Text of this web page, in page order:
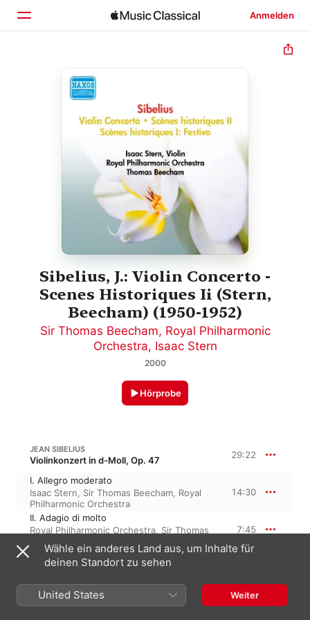
Anmelden
Entdecken
Suchen
Sibelius, J.: Violin Concerto -
Scenes Historiques Ii (Stern,
Beecham) (1950-1952)
Sir Thomas Beecham, Royal Philharmonic
Orchestra, Isaac Stern
2000
Hörprobe
JEAN SIBELIUS
Violinkonzert in d-Moll, Op. 47 29:22
I. Allegro moderato
Isaac Stern, Sir Thomas Beecham, Royal
Philharmonic Orchestra
14:30
II. Adagio di molto
Royal Philharmonic Orchestra, Sir Thomas
7:45
III. Allegro ma non tanto
Royal Philharmonic Orchestra,Isaac
JEAN SIBELIUS
Wähle ein anderes Land aus, um Inhalte für
deinen Standort zu sehen
United States Weiter